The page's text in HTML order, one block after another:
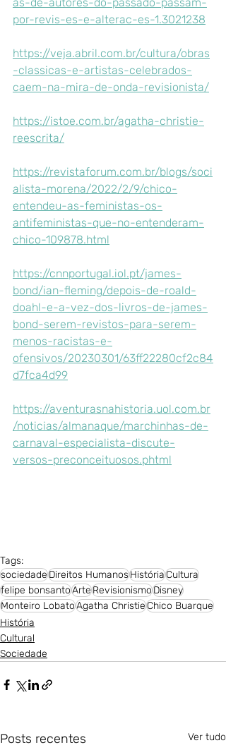
por-revis-es-e-alterac-es-1.3021238
https://veja.abril.com.br/cultura/obras
-classicas-e-artistas-celebrados-
caem-na-mira-de-onda-revisionista/
https://istoe.com.br/agatha-christie-
reescrita/
https://revistaforum.com.br/blogs/soci
alista-morena/2022/2/9/chico-
entendeu-as-feministas-os-
antifeministas-que-no-entenderam-
chico-109878.html
https://cnnportugal.iol.pt/james-
bond/ian-fleming/depois-de-roald-
doahl-e-a-vez-dos-livros-de-james-
bond-serem-revistos-para-serem-
menos-racistas-e-
ofensivos/20230301/63ff22280cf2c84
d7fca4d99
https://aventurasnahistoria.uol.com.br
/noticias/almanaque/marchinhas-de-
carnaval-especialista-discute-
versos-preconceituosos.phtml
Tags:
sociedadeDireitos HumanosHistóriaCultura
felipe bonsantoArteRevisionismoDisney
Monteiro LobatoAgatha ChristieChico Buarque
História
Cultural
Sociedade
Posts recentes Ver tudo